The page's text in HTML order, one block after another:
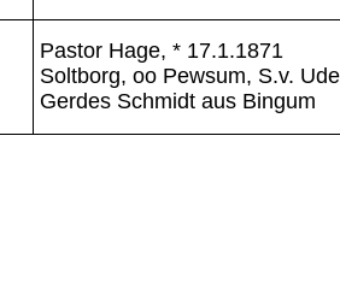
Pastor Hage, * 17.1.1871
Soltborg, oo Pewsum, S.v. Ude
Gerdes Schmidt aus Bingum